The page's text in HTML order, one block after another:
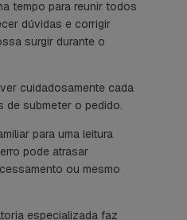
tempo para reunir todos
dúvidas e corrigir
surgir durante o
cuidadosamente cada
de submeter o pedido.
para uma leitura
pode atrasar
ou mesmo
especializada faz